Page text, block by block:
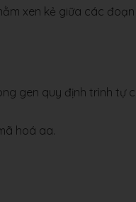
xen kẻ giữa các
gen quy định trình tự
hoá aa.